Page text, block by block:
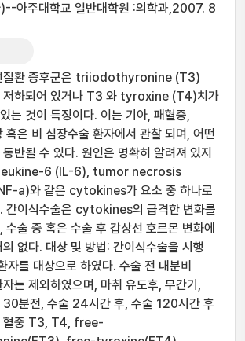
아주대학교 일반대학원 :의학과,2007. 8
질환 증후군은 triiodothyronine (T3)
저하되어 있거나 T3 와 tyroxine (T4)치가
는 것이 특징이다. 이는 기아, 패혈증,
혹은 비 심장수술 환자에서 관찰 되며, 어떤
반될 수 있다. 원인은 명확히 알려져 있지
6 (IL-6), tumor necrosis
a)와 같은 cytokines가 요소 중 하나로
간이식수술은 cytokines의 급격한 변화를
수술 중 혹은 수술 후 갑상선 호르몬 변화에
없다. 대상 및 방법: 간이식수술을 시행
자를 대상으로 하였다. 수술 전 내분비
는 제외하였으며, 마취 유도후, 무간기,
30분전, 수술 24시간 후, 수술 120시간 후
혈중 T3, T4, free-